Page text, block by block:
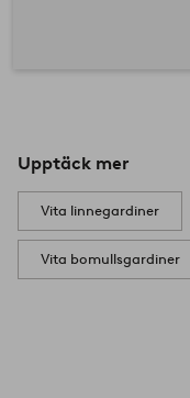
Upptäck mer
Vita linnegardiner
Vita bomullsgardiner